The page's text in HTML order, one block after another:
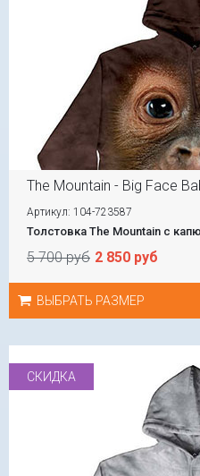
The Mountain - Big Face
Артикул: 104-723587
Толстовка The Mountain с
5 700 руб 2 850 руб
ВЫБРАТЬ РАЗМЕР
СКИДКА